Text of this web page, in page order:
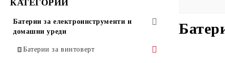
КАТЕГОРИИ
Батерии за електроинструменти и
домашни уреди
Батерии за винтоверт